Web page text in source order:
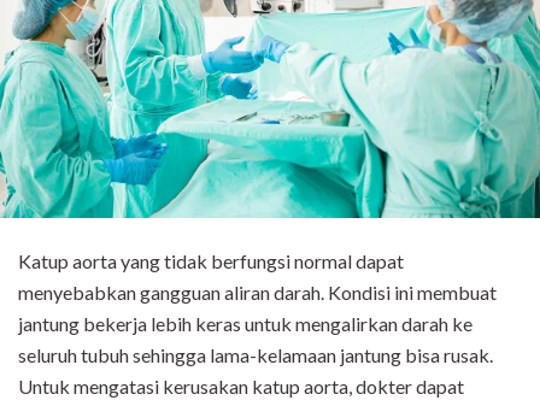
Katup aorta yang tidak berfungsi normal dapat
menyebabkan gangguan aliran darah. Kondisi ini membuat
jantung bekerja lebih keras untuk mengalirkan darah ke
seluruh tubuh sehingga lama-kelamaan jantung bisa rusak.
Untuk mengatasi kerusakan katup aorta, dokter dapat